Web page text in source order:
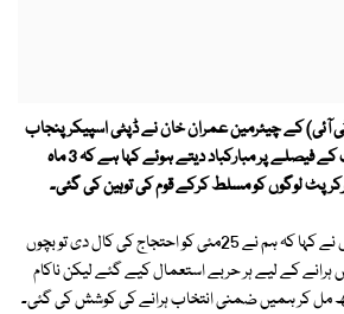
آئی) کے چیئرمین عمران خان نے ڈپٹی اسپیکر پنجاب
رولنگ کے خلاف سپریم کورٹ کے فیصلے پر مبارکباد دیتے ہوئے کہا ہے کہ 3 ماہ
لوگوں کو مسلط کرکے قوم کی توہین کی گئی۔
قوم سے خطاب کے دوران انہوں نے کہا کہ ہم نے 25مئی کو احتجاج کی کال دی تو بچوں
ہرانے کے لیے ہر حربے استعمال کیے گئے لیکن ناکام
مل کر ہمیں ضمنی انتخاب ہرانے کی کوشش کی گئی۔